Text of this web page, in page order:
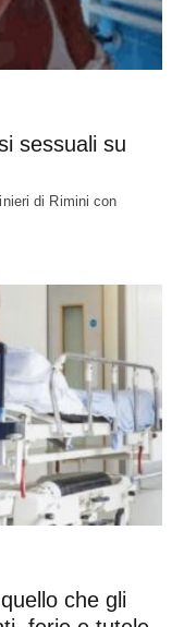
sessuali su
di Rimini con
che gli